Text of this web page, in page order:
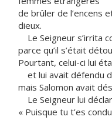
de brûler de l’encens
dieux.
Le Seigneur s’irrita
parce qu’il s’était
Pourtant, celui-ci lui
et lui avait défendu
mais Salomon avait
Le Seigneur lui
« Puisque tu t’es